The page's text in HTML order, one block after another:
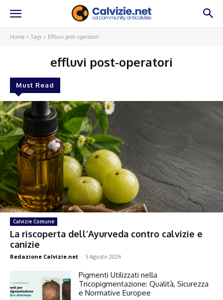
Home Tags Effluvi post-operatori
effluvi post-operatori
Must Read
Calvizie Comune
La riscoperta dell’Ayurveda contro calvizie e
canizie
Redazione Calvizie.net - 5 Agosto 2026
Pigmenti Utilizzati nella
Tricopigmentazione: Qualità, Sicurezza
e Normative Europee